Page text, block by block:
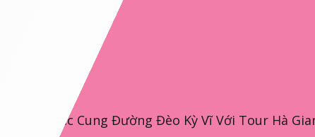
Chinh Phục Cung Đường Đèo Kỳ Vĩ Với Tour Hà